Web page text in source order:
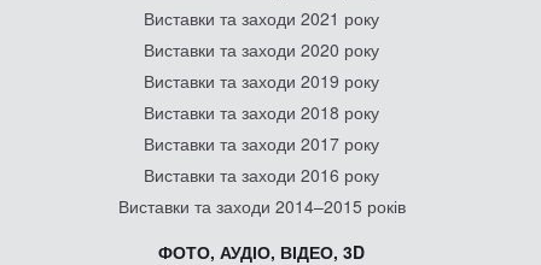
Виставки та заходи 2021 року
Виставки та заходи 2020 року
Виставки та заходи 2019 року
Виставки та заходи 2018 року
Виставки та заходи 2017 року
Виставки та заходи 2016 року
Виставки та заходи 2014–2015 років
ФОТО, АУДІО, ВІДЕО, 3D